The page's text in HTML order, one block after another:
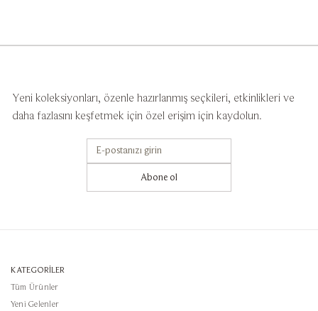
Yeni koleksiyonları, özenle hazırlanmış seçkileri, etkinlikleri ve
daha fazlasını keşfetmek için özel erişim için kaydolun.
Abone ol
KATEGORİLER
Tüm Ürünler
Yeni Gelenler